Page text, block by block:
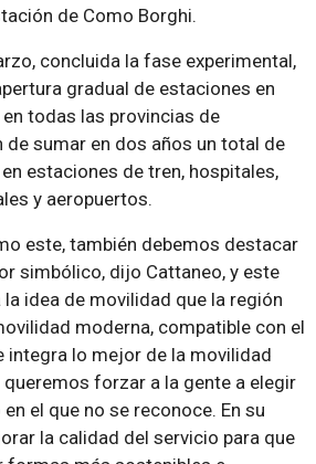
de Como Borghi.
concluida la fase experimental,
gradual de estaciones en
todas las provincias de
de sumar en dos años un total de
estaciones de tren, hospitales,
y aeropuertos.
este, también debemos destacar
simbólico, dijo Cattaneo, y este
idea de movilidad que la región
moderna, compatible con el
integra lo mejor de la movilidad
queremos forzar a la gente a elegir
el que no se reconoce. En su
la calidad del servicio para que